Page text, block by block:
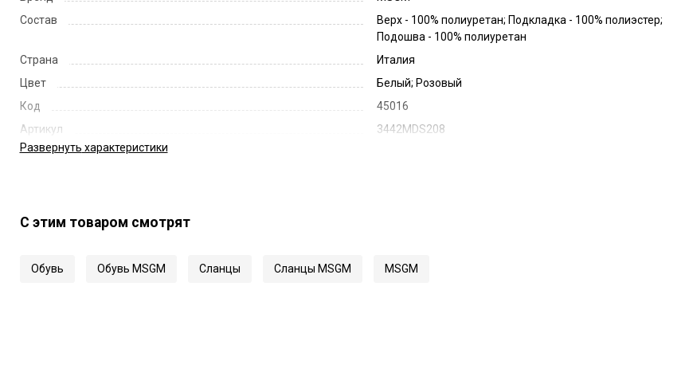
Состав
Верх - 100% полиуретан; Подкладка - 100% полиэстер;
Подошва - 100% полиуретан
Страна
Италия
Цвет
Белый; Розовый
Код
45016
Артикул
3442MDS208
Развернуть характеристики
С этим товаром смотрят
Обувь Обувь MSGM Сланцы Сланцы MSGM MSGM